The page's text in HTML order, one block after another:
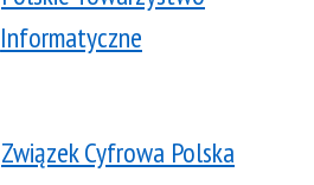
Informatyczne
Związek Cyfrowa Polska